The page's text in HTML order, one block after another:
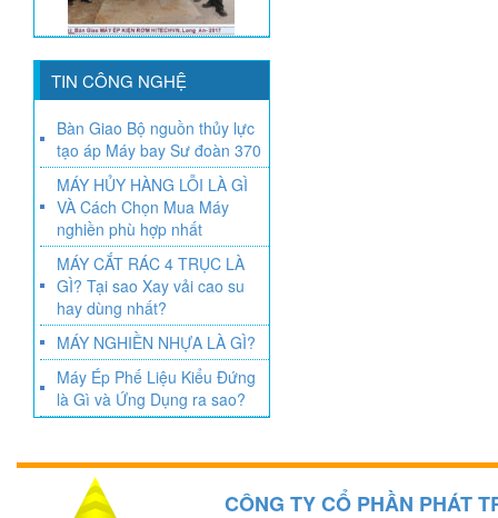
TIN CÔNG NGHỆ
Bàn Giao Bộ nguồn thủy lực
tạo áp Máy bay Sư đoàn 370
MÁY HỦY HÀNG LỖI LÀ GÌ
VÀ Cách Chọn Mua Máy
nghiền phù hợp nhất
MÁY CẮT RÁC 4 TRỤC LÀ
GÌ? Tại sao Xay vải cao su
hay dùng nhất?
MÁY NGHIỀN NHỰA LÀ GÌ?
Máy Ép Phế Liệu Kiểu Đứng
là Gì và Ứng Dụng ra sao?
CÔNG TY CỔ PHẦN PHÁT